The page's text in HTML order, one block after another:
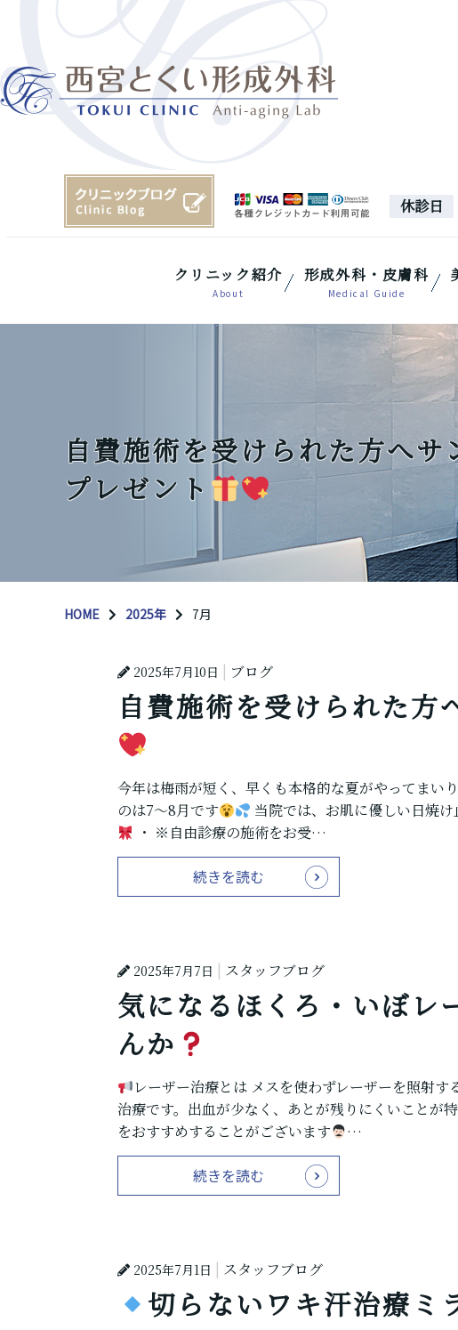
休診日
クリニック紹介 形成外科・皮膚科
自費施術を受けられた方へサ
プレゼント
HOME 2025年 7月
2025年7月10日 ブログ
自費施術を受けられた方
今年は梅雨が短く、早くも本格的な夏がやってまい
のは7～8月です
当院では、お肌に優しい日焼
・ ※自由診療の施術をお受…
続きを読む
2025年7月7日 スタッフブログ
気になるほくろ・いぼレ
んか
レーザー治療とは メスを使わずレーザーを照射
治療です。出血が少なく、あとが残りにくいことが
をおすすめすることがございます
‍…
続きを読む
2025年7月1日 スタッフブログ
切らないワキ汗治療ミ